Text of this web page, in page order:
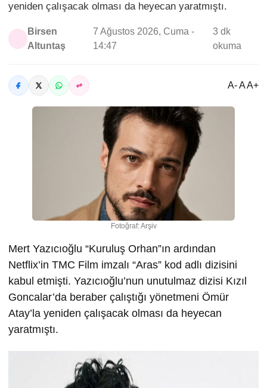
yeniden çalışacak olması da heyecan yaratmıştı.
Birsen
Altuntaş
7 Ağustos 2026, Cuma -
14:47
3 dk
okuma
A- A A+
Fotoğraf: Arşiv
Mert Yazıcıoğlu “Kuruluş Orhan”ın ardından
Netflix’in TMC Film imzalı “Aras” kod adlı dizisini
kabul etmişti. Yazıcıoğlu’nun unutulmaz dizisi Kızıl
Goncalar’da beraber çalıştığı yönetmeni Ömür
Atay’la yeniden çalışacak olması da heyecan
yaratmıştı.